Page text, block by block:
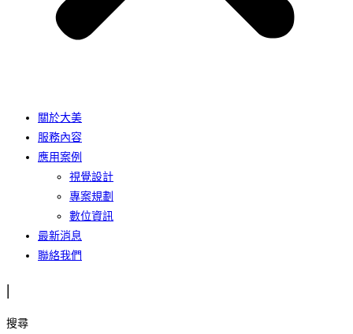
關於大美
服務內容
應用案例
視覺設計
專案規劃
數位資訊
最新消息
聯絡我們
|
搜尋